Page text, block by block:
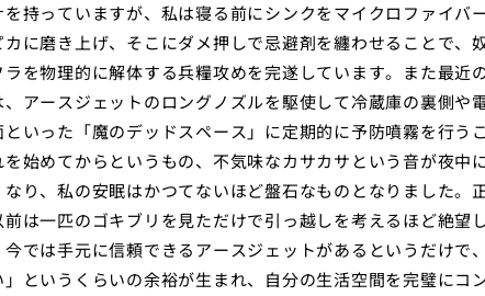
を持っていますが、私は寝る前にシンクをマイクロファイバ
カに磨き上げ、そこにダメ押しで忌避剤を纏わせることで、
ラを物理的に解体する兵糧攻めを完遂しています。また最近
、アースジェットのロングノズルを駆使して冷蔵庫の裏側や
といった「魔のデッドスペース」に定期的に予防噴霧を行う
始めてからというもの、不気味なカサカサという音が夜中
なり、私の安眠はかつてないほど盤石なものとなりました。
前は一匹のゴキブリを見ただけで引っ越しを考えるほど絶望
今では手元に信頼できるアースジェットがあるというだけで
」というくらいの余裕が生まれ、自分の生活空間を完璧にコ